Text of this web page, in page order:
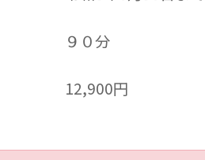
９０分
12,900円